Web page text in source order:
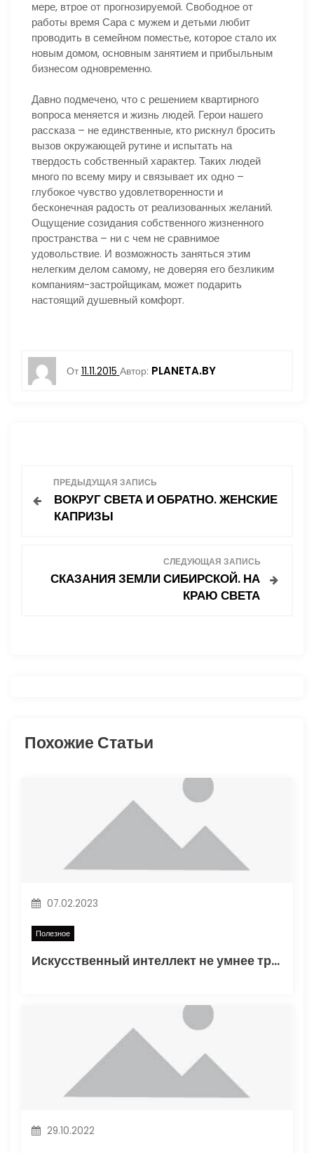
мере, втрое от прогнозируемой. Свободное от
работы время Сара с мужем и детьми любит
проводить в семейном поместье, которое стало их
новым домом, основным занятием и прибыльным
бизнесом одновременно.
Давно подмечено, что с решением квартирного
вопроса меняется и жизнь людей. Герои нашего
рассказа – не единственные, кто рискнул бросить
вызов окружающей рутине и испытать на
твердость собственный характер. Таких людей
много по всему миру и связывает их одно –
глубокое чувство удовлетворенности и
бесконечная радость от реализованных желаний.
Ощущение созидания собственного жизненного
пространства – ни с чем не сравнимое
удовольствие. И возможность заняться этим
нелегким делом самому, не доверяя его безликим
компаниям-застройщикам, может подарить
настоящий душевный комфорт.
От 11.11.2015 Автор: PLANETA.BY
я
и
ПРЕДЫДУЩАЯ ЗАПИСЬ
ВОКРУГ СВЕТА И ОБРАТНО. ЖЕНСКИЕ
КАПРИЗЫ
СЛЕДУЮЩАЯ ЗАПИСЬ
СКАЗАНИЯ ЗЕМЛИ СИБИРСКОЙ. НА
КРАЮ СВЕТА
Похожие Статьи
07.02.2023
Полезное
Искусственный интеллект не умнее трехлетнего ребенка
29.10.2022